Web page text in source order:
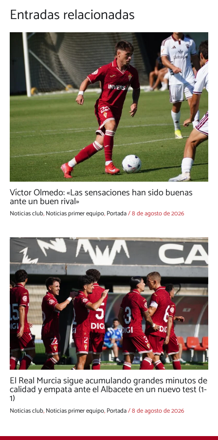
Entradas relacionadas
Víctor Olmedo: «Las sensaciones han sido buenas
ante un buen rival»
Noticias club,Noticias primer equipo,Portada/8 de agosto de 2026
El Real Murcia sigue acumulando grandes minutos de
calidad y empata ante el Albacete en un nuevo test (1-
1)
Noticias club,Noticias primer equipo,Portada/8 de agosto de 2026